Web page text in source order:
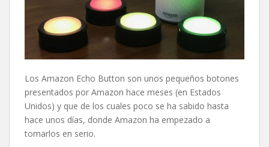
Los Amazon Echo Button son unos pequeños botones
presentados por Amazon hace meses (en Estados
Unidos) y que de los cuales poco se ha sabido hasta
hace unos días, donde Amazon ha empezado a
tomarlos en serio.